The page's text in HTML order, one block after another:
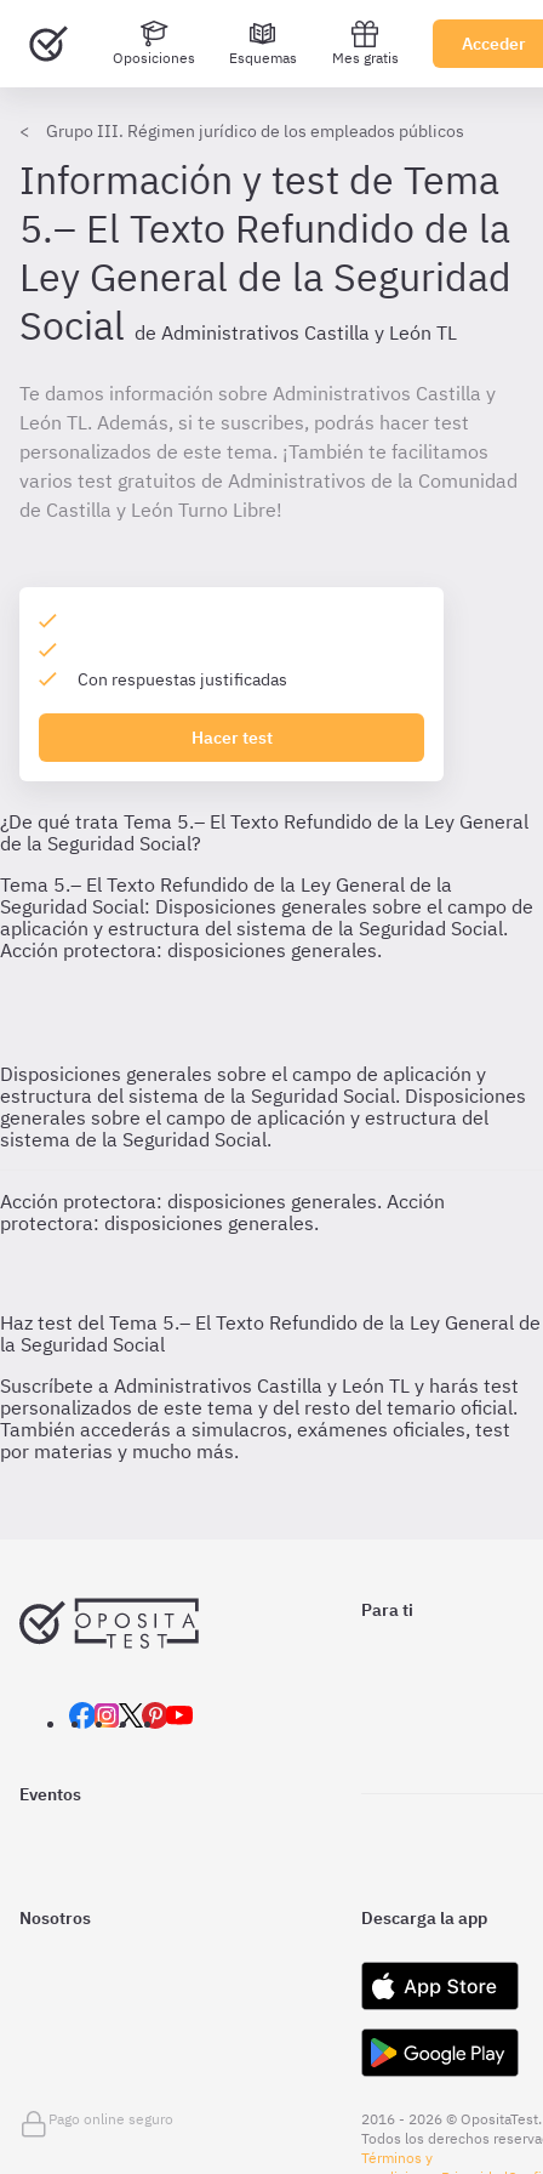
Oposiciones Esquemas Mes gratis
Acceder
Grupo III. Régimen jurídico de los empleados públicos
Información y test de Tema
5.– El Texto Refundido de la
Ley General de la Seguridad
Social de Administrativos Castilla y León TL
Te damos información sobre Administrativos Castilla y
León TL. Además, si te suscribes, podrás hacer test
personalizados de este tema. ¡También te facilitamos
varios test gratuitos de Administrativos de la Comunidad
de Castilla y León Turno Libre!
Con respuestas justificadas
Hacer test
Disposiciones generales sobre el campo de aplicación y
estructura del sistema de la Seguridad Social. Disposiciones
generales sobre el campo de aplicación y estructura del
sistema de la Seguridad Social.
Acción protectora: disposiciones generales. Acción
protectora: disposiciones generales.
Para ti
Eventos
Nosotros Descarga la app
Pago online seguro
2016 - 2026 © OpositaTest.
Todos los derechos
Términos y